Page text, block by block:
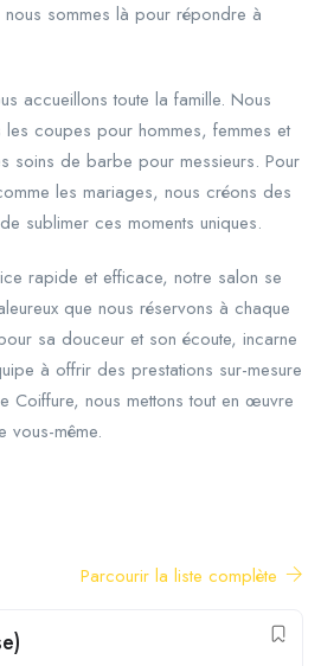
nous sommes là pour répondre à
accueillons toute la famille. Nous
les coupes pour hommes, femmes et
soins de barbe pour messieurs. Pour
les mariages, nous créons des
sublimer ces moments uniques.
rapide et efficace, notre salon se
que nous réservons à chaque
sa douceur et son écoute, incarne
à offrir des prestations sur-mesure
Coiffure, nous mettons tout en œuvre
vous-même.
Parcourir la liste complète